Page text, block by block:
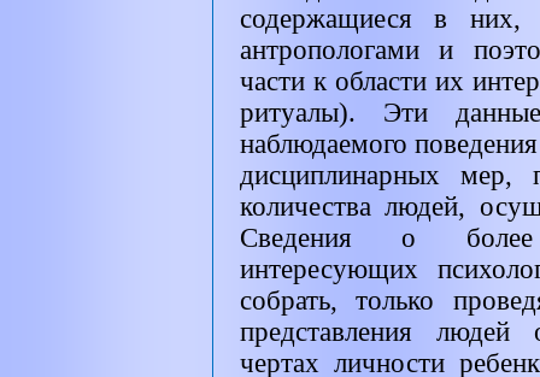
содержащиеся в
антропологами и
части к области их
ритуалы). Эти данные
наблюдаемого
дисциплинарных мер,
количества людей,
Сведения о более
интересующих
собрать, только
представления людей
чертах личности